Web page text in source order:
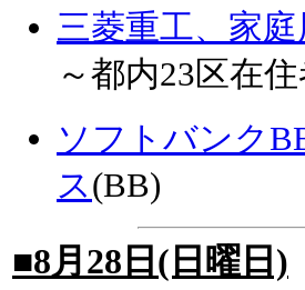
三菱重工、家
～都内23区在
ソフトバンク
ス(BB)
■8月28日(日曜日)